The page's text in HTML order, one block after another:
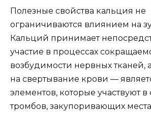
Полезные свойства кальция не
ограничиваются влиянием на
Кальций принимает
участие в процессах
возбудимости нервных тканей,
на свертывание крови —
элементов, которые участвуют
тромбов, закупоривающих